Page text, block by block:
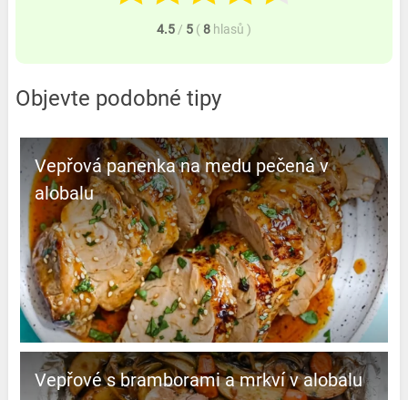
4.5 / 5 (8 hlasů )
Objevte podobné tipy
Vepřová panenka na medu pečená v
alobalu
Vepřové s bramborami a mrkví v alobalu